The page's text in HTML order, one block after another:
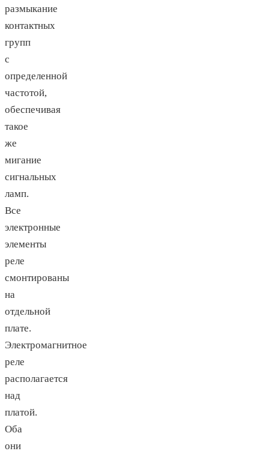
размыкание
контактных
групп
с
определенной
частотой,
обеспечивая
такое
же
мигание
сигнальных
ламп.
Все
электронные
элементы
реле
смонтированы
на
отдельной
плате.
Электромагнитное
реле
располагается
над
платой.
Оба
они